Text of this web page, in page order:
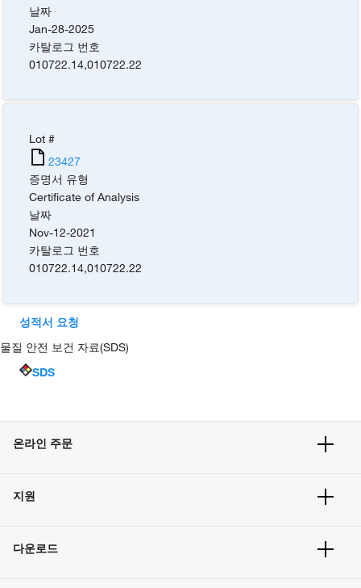
날짜
Jan-28-2025
카탈로그 번호
010722.14,010722.22
Lot #
23427
증명서 유형
Certificate of Analysis
날짜
Nov-12-2021
카탈로그 번호
010722.14,010722.22
성적서 요청
물질 안전 보건 자료(SDS)
SDS
온라인 주문
주문 방법
벌크 주문
지원
고객 센터
다운로드